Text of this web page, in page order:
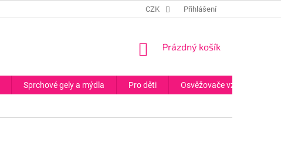
CZK Přihlášení
NÁKUPNÍ
Prázdný košík
Sprchové gely a mýdla Pro děti Osvěžovače vzduchu